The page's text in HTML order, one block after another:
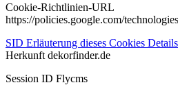
Cookie-Richtlinien-URL
https://policies.google.com/
SID Erläuterung dieses Cookies Details
Herkunft dekorfinder.de
Session ID Flycms